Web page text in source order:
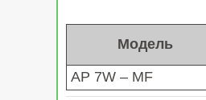
Модель
AP 7W – MF